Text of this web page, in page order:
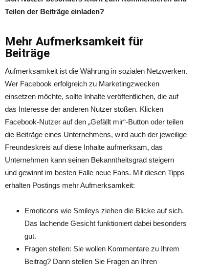
Teilen der Beiträge einladen?
Mehr Aufmerksamkeit für
Beiträge
Aufmerksamkeit ist die Währung in sozialen Netzwerken.
Wer Facebook erfolgreich zu Marketingzwecken
einsetzen möchte, sollte Inhalte veröffentlichen, die auf
das Interesse der anderen Nutzer stoßen. Klicken
Facebook-Nutzer auf den „Gefällt mir“-Button oder teilen
die Beiträge eines Unternehmens, wird auch der jeweilige
Freundeskreis auf diese Inhalte aufmerksam, das
Unternehmen kann seinen Bekanntheitsgrad steigern
und gewinnt im besten Falle neue Fans. Mit diesen Tipps
erhalten Postings mehr Aufmerksamkeit:
Emoticons wie Smileys ziehen die Blicke auf sich.
Das lachende Gesicht funktioniert dabei besonders
gut.
Fragen stellen: Sie wollen Kommentare zu Ihrem
Beitrag? Dann stellen Sie Fragen an Ihren